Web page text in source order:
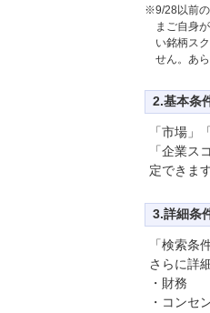
※9/28以前の
まご自身
い銘柄ス
せん。あ
2.基本条
「市場」
「企業ス
定できま
3.詳細条
「検索条
さらに詳
・財務
・コンセ